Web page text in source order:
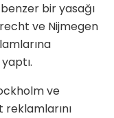
bir yasağı
ve Nijmegen
ve
reklamlarını